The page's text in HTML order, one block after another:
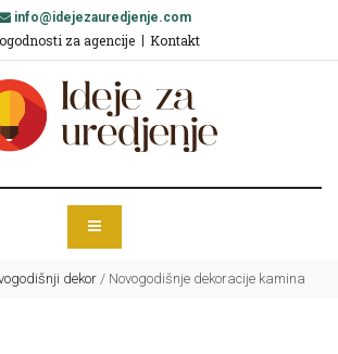
info@idejezauredjenje.com
za agencije Kontakt
dekor/ Novogodišnje dekoracije kamina